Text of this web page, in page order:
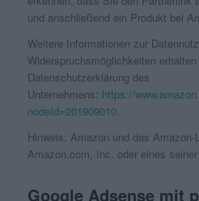
und anschließend ein Produkt bei
Weitere Informationen zur
Widerspruchsmöglichkeiten
Datenschutzerklärung des
Unternehmens: https://
nodeId=201909010.
Hinweis: Amazon und das
Amazon.com, Inc. oder eines
Google Adsense mit